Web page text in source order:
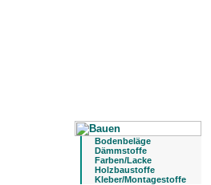
Bodenbeläge
Dämmstoffe
Farben/Lacke
Holzbaustoffe
Kleber/Montagestoffe